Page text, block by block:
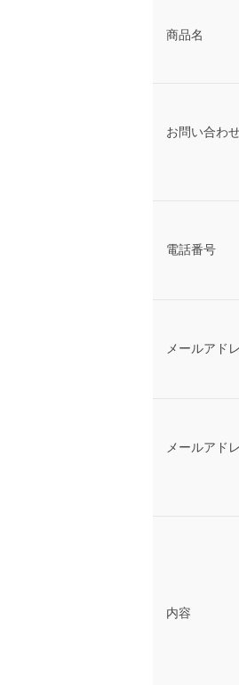
商品名
お問い合わ
電話番号
メールアド
メールアド
内容